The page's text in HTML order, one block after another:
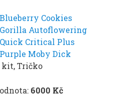
Blueberry Cookies
Gorilla Autoflowering
Quick Critical Plus
Purple Moby Dick
Tričko
6000 Kč